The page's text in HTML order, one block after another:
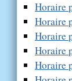
Horaire
Horaire
Horaire
Horaire
Horaire